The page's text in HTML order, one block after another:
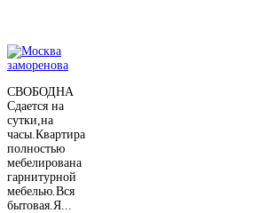
СВОБОДНА
Сдается на
сутки,на
часы.Квартира
полностью
мебелирована
гарнитурной
мебелью.Вся
бытовая.Я...